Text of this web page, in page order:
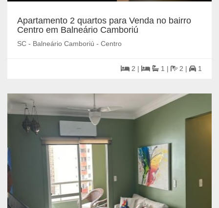
Apartamento 2 quartos para Venda no bairro
Centro em Balneário Camboriú
SC - Balneário Camboriú - Centro
2 | 1 | 2 | 1